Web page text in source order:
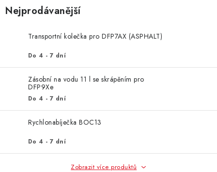
SLUŽBY
ZNAČKY
KONTAKTY
OCHRANA OSOBNÍCH ÚDAJŮ
JAK NAKUPOVAT
OBCHODNÍ PODMÍNKY
ODSTOUPENÍ OD SMLOUVY
EXPEDICE ZBOŽÍ
REKLAMACE ZAKOUPENÉHO ZBOŽÍ
Nejprodávanější
Transportní kolečka pro DFP7AX (ASPHALT)
Do 4 - 7 dní
Zásobní na vodu 11 l se skrápěním pro
DFP9Xe
Do 4 - 7 dní
Rychlonabíječka BOC13
Do 4 - 7 dní
Zobrazit více produktů